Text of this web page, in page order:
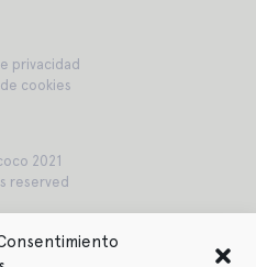
privacidad
cookies
2021
reserved